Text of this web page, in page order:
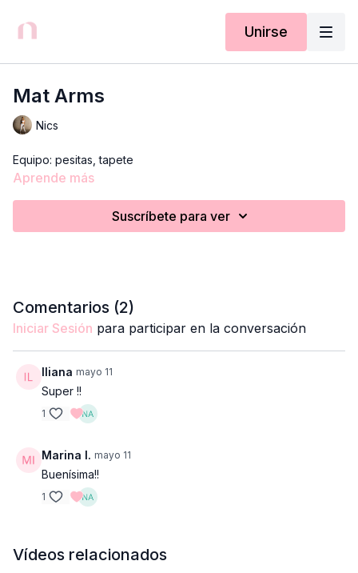
Unirse
Mat Arms
Nics
Equipo: pesitas, tapete
Aprende más
Suscríbete para ver
Comentarios (2)
Iniciar Sesión para participar en la conversación
Iliana mayo 11
Super !!
1
Marina I. mayo 11
Buenísima!!
1
Vídeos relacionados